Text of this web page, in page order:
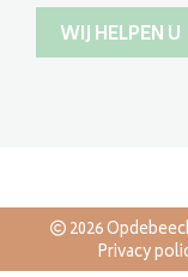
WIJ HELPEN U
2026
Privacy